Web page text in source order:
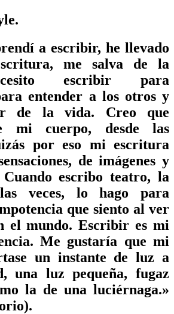
a escribir, he llevado
me salva de la
escribir para
entender a los otros y
de la vida. Creo que
mi cuerpo, desde las
por eso mi escritura
de imágenes y
Cuando escribo teatro, la
veces, lo hago para
que siento al ver
el mundo. Escribir es mi
Me gustaría que mi
un instante de luz a
una luz pequeña, fugaz
la de una luciérnaga.»